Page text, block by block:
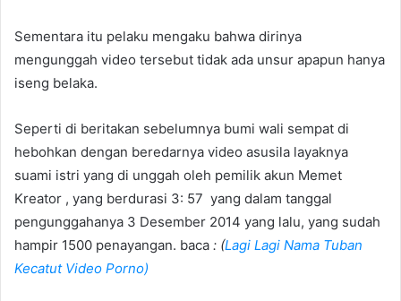
Sementara itu pelaku mengaku bahwa dirinya
mengunggah video tersebut tidak ada unsur apapun hanya
iseng belaka.
Seperti di beritakan sebelumnya bumi wali sempat di
hebohkan dengan beredarnya video asusila layaknya
suami istri yang di unggah oleh pemilik akun Memet
Kreator , yang berdurasi 3: 57 yang dalam tanggal
pengunggahanya 3 Desember 2014 yang lalu, yang sudah
hampir 1500 penayangan. baca : (Lagi Lagi Nama Tuban
Kecatut Video Porno)